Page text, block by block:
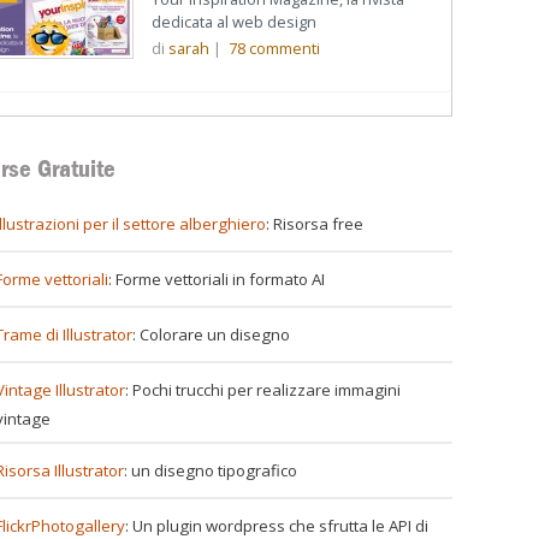
dedicata al web design
di sarah | 78commenti
Gratuite
per il settore alberghiero: Risorsa free
vettoriali: Forme vettoriali in formato AI
di Illustrator: Colorare un disegno
Illustrator: Pochi trucchi per realizzare immagini
Illustrator: un disegno tipografico
: Un plugin wordpress che sfrutta le API di